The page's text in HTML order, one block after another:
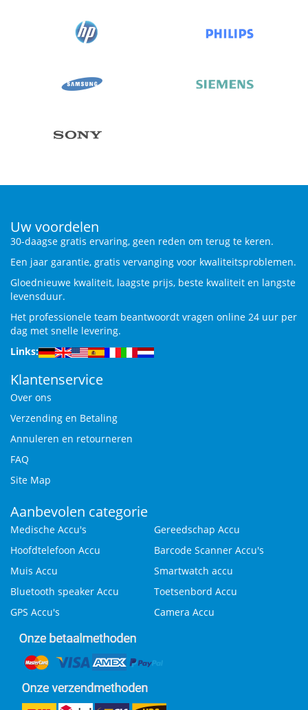
Uw voordelen
30-daagse gratis ervaring, geen reden om terug te keren.
Een jaar garantie, gratis vervanging voor kwaliteitsproblemen.
Gloednieuwe kwaliteit, laagste prijs, beste kwaliteit en langste
levensduur.
Het professionele team beantwoordt vragen online 24 uur per
dag met snelle levering.
Links:
Klantenservice
Over ons
Verzending en Betaling
Annuleren en retourneren
FAQ
Site Map
Aanbevolen categorie
Medische Accu's
Gereedschap Accu
Hoofdtelefoon Accu
Barcode Scanner Accu's
Muis Accu
Smartwatch accu
Bluetooth speaker Accu
Toetsenbord Accu
GPS Accu's
Camera Accu